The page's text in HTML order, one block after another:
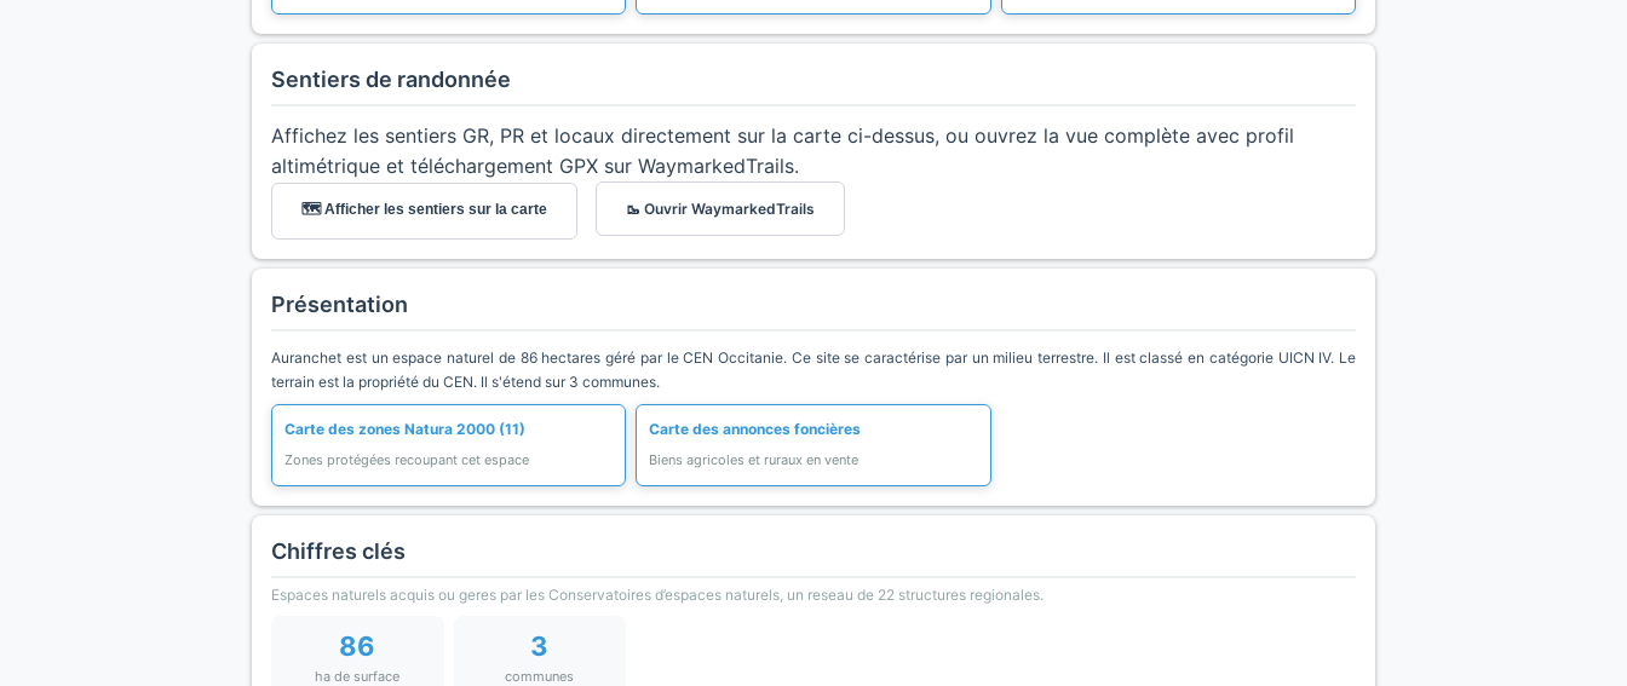
Sentiers de randonnée
Affichez les sentiers GR, PR et locaux directement sur la carte ci-dessus, ou ouvrez la vue complète avec profil
altimétrique et téléchargement GPX sur WaymarkedTrails.
🗺️ Afficher les sentiers sur la carte 🥾 Ouvrir WaymarkedTrails
Présentation
Auranchet est un espace naturel de 86 hectares géré par le CEN Occitanie. Ce site se caractérise par un milieu terrestre. Il est classé en catégorie UICN IV. Le
terrain est la propriété du CEN. Il s'étend sur 3 communes.
Carte des zones Natura 2000 (11)
Zones protégées recoupant cet espace
Carte des annonces foncières
Biens agricoles et ruraux en vente
Chiffres clés
Espaces naturels acquis ou geres par les Conservatoires d’espaces naturels, un reseau de 22 structures regionales.
86
ha de surface
3
communes